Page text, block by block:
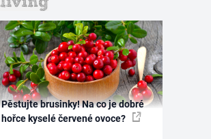
Pěstujte brusinky! Na co je dobré
hořce kyselé červené ovoce?